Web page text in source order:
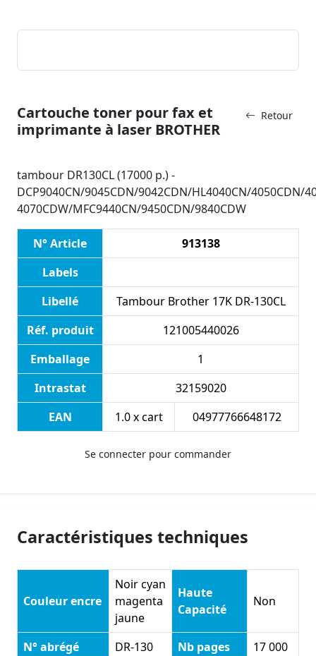
Retour
Cartouche toner pour fax et
imprimante à laser BROTHER
tambour DR130CL (17000 p.) -
DCP9040CN/9045CDN/9042CDN/HL4040CN/4050CDN/
4070CDW/MFC9440CN/9450CDN/9840CDW
N° Article
913138
Labels
Libellé
Tambour Brother 17K DR-130CL
Réf. produit
121005440026
Emballage
1
Intrastat
32159020
EAN
1.0 x cart 04977766648172
Se connecter pour commander
Caractéristiques techniques
Couleur encre
Noir cyan
magenta
jaune
Haute
Capacité
Non
N° abrégé DR-130 Nb pages
17 000